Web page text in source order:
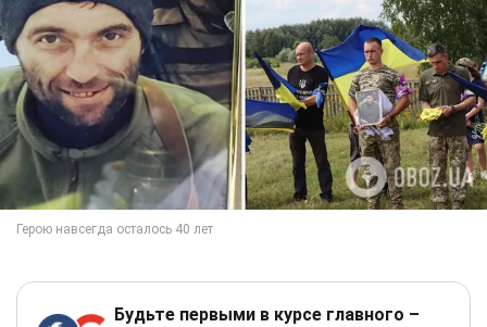
Будьте первыми в курсе главного –